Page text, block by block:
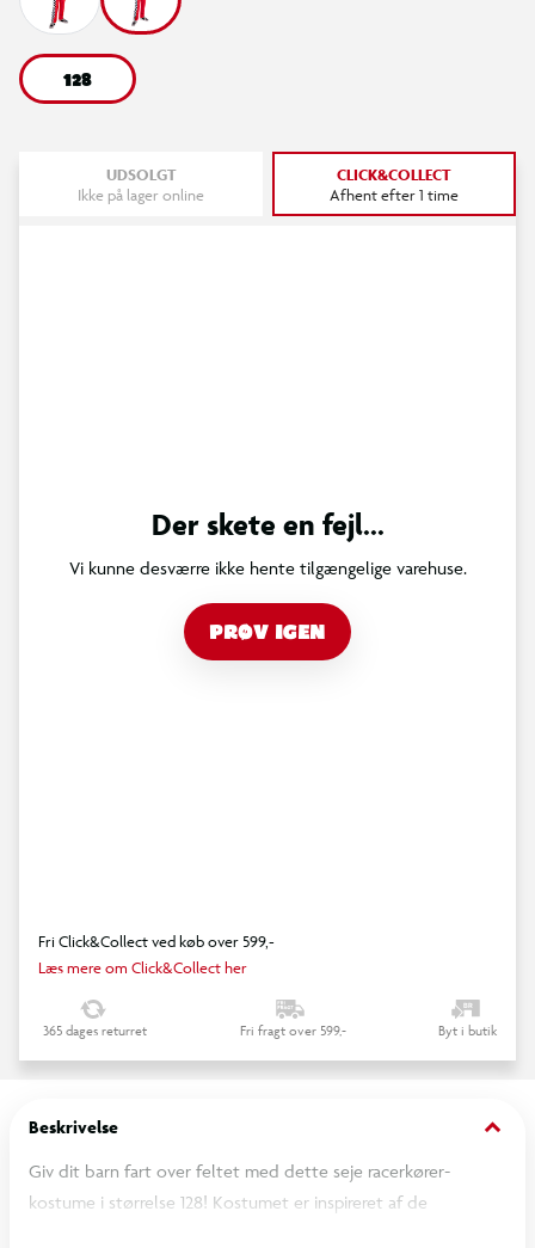
128
UDSOLGT
Ikke på lager online
CLICK&COLLECT
Afhent efter 1 time
Der skete en fejl...
Vi kunne desværre ikke hente tilgængelige varehuse.
PRØV IGEN
Fri Click&Collect ved køb over 599,-
Læs mere om Click&Collect her
365 dages returret Fri fragt over 599,- Byt i butik
Beskrivelse keyboard_arrow_down
Giv dit barn fart over feltet med dette seje racerkører-
kostume i størrelse 128! Kostumet er inspireret af de